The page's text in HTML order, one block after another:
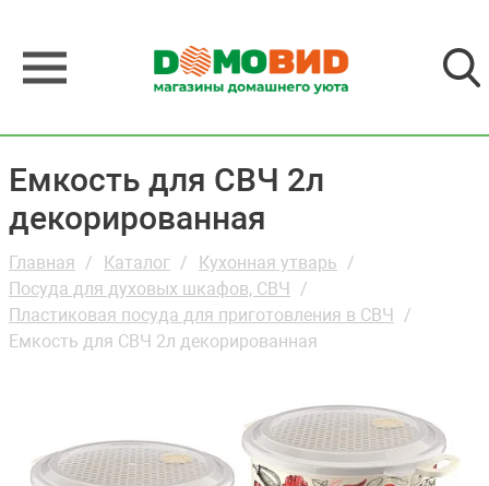
Емкость для СВЧ 2л
декорированная
Главная Каталог
Кухонная утварь
Посуда для духовых шкафов, СВЧ
Пластиковая посуда для приготовления в СВЧ
Емкость для СВЧ 2л декорированная